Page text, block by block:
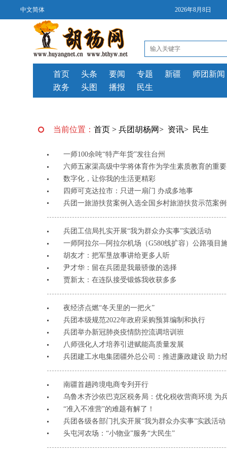
中文简体 2026年8月8日
首页 头条
要闻
政务
头图 播报
专题 新疆
师团新闻
民生
当前位置： 首页 > 兵团胡杨网> 资讯> 民生
一师100余吨“特产年货”发往台州
六师五家渠高级中学将体育作为学生素质教育的重
数字化，让你我的生活更精彩
四师可克达拉市：只进一扇门 办成多地事
兵团一旅游扶贫案例入选全国乡村旅游扶贫示范案
兵团工信局扎实开展“我为群众办实事”实践活动
一师阿拉尔—阿拉尔机场（G580线扩容）公路项目
胡友才：把军垦故事讲给更多人听
尹才华：留在兵团是我最骄傲的选择
贾新太：在连队接受锻炼我收获多多
夜经济点燃“冬天里的一把火”
兵团本级规范2022年政府采购预算编制和执行
兵团举办新冠肺炎疫情防控流调培训班
八师强化人才培养引进赋能高质量发展
兵团建工水电集团疆外总公司：推进廉政建设 助力
南疆首趟跨境电商专列开行
乌鲁木齐沙依巴克区税务局：优化税收营商环境 为
“准入不准营”的难题有解了！
兵团各级各部门扎实开展“我为群众办实事”实践活动
头屯河农场：“小物业”服务“大民生”